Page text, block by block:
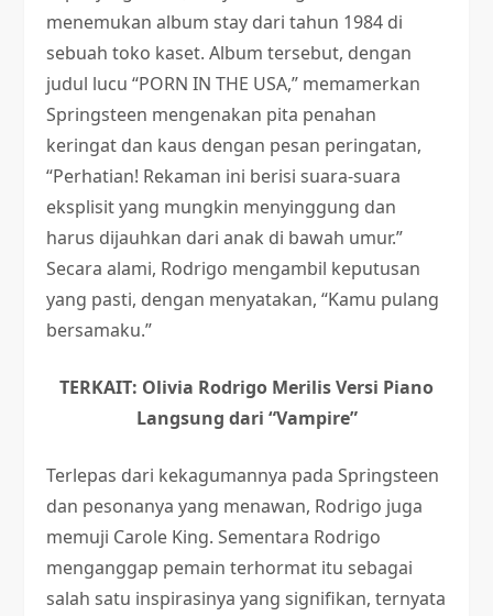
menemukan album stay dari tahun 1984 di
sebuah toko kaset. Album tersebut, dengan
judul lucu “PORN IN THE USA,” memamerkan
Springsteen mengenakan pita penahan
keringat dan kaus dengan pesan peringatan,
“Perhatian! Rekaman ini berisi suara-suara
eksplisit yang mungkin menyinggung dan
harus dijauhkan dari anak di bawah umur.”
Secara alami, Rodrigo mengambil keputusan
yang pasti, dengan menyatakan, “Kamu pulang
bersamaku.”
TERKAIT: Olivia Rodrigo Merilis Versi Piano
Langsung dari “Vampire”
Terlepas dari kekagumannya pada Springsteen
dan pesonanya yang menawan, Rodrigo juga
memuji Carole King. Sementara Rodrigo
menganggap pemain terhormat itu sebagai
salah satu inspirasinya yang signifikan, ternyata